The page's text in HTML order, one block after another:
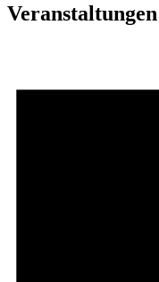
Veranstaltungen